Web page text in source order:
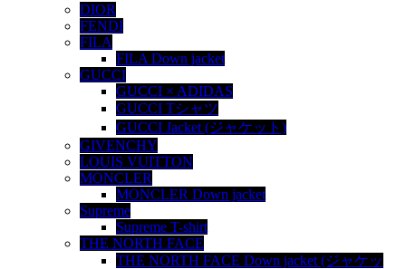
DIOR
FENDI
FILA
FILA Down jacket
GUCCI
GUCCI × ADIDAS
GUCCI Tシャツ
GUCCI Jacket (ジャケット)
GIVENCHY
LOUIS VUITTON
MONCLER
MONCLER Down jacket
Supreme
Supreme T-shirt
THE NORTH FACE
THE NORTH FACE Down jacket (ジャケッ